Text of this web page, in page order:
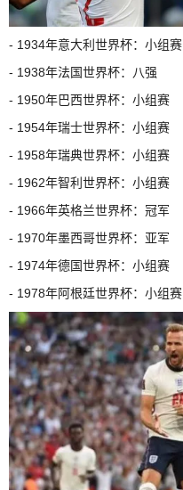
- 1934年意大利世界杯：小组赛
- 1938年法国世界杯：八强
- 1950年巴西世界杯：小组赛
- 1954年瑞士世界杯：小组赛
- 1958年瑞典世界杯：小组赛
- 1962年智利世界杯：小组赛
- 1966年英格兰世界杯：冠军
- 1970年墨西哥世界杯：亚军
- 1974年德国世界杯：小组赛
- 1978年阿根廷世界杯：小组赛